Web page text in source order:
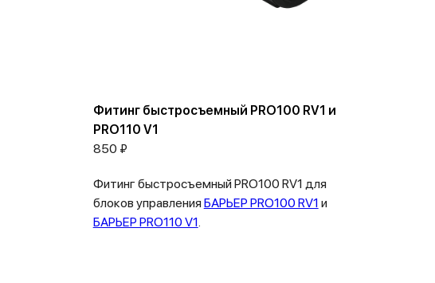
Фитинг быстросъемный PRO100 RV1 и
PRO110 V1
850 ₽
Фитинг быстросъемный PRO100 RV1 для
блоков управления БАРЬЕР PRO100 RV1 и
БАРЬЕР PRO110 V1.